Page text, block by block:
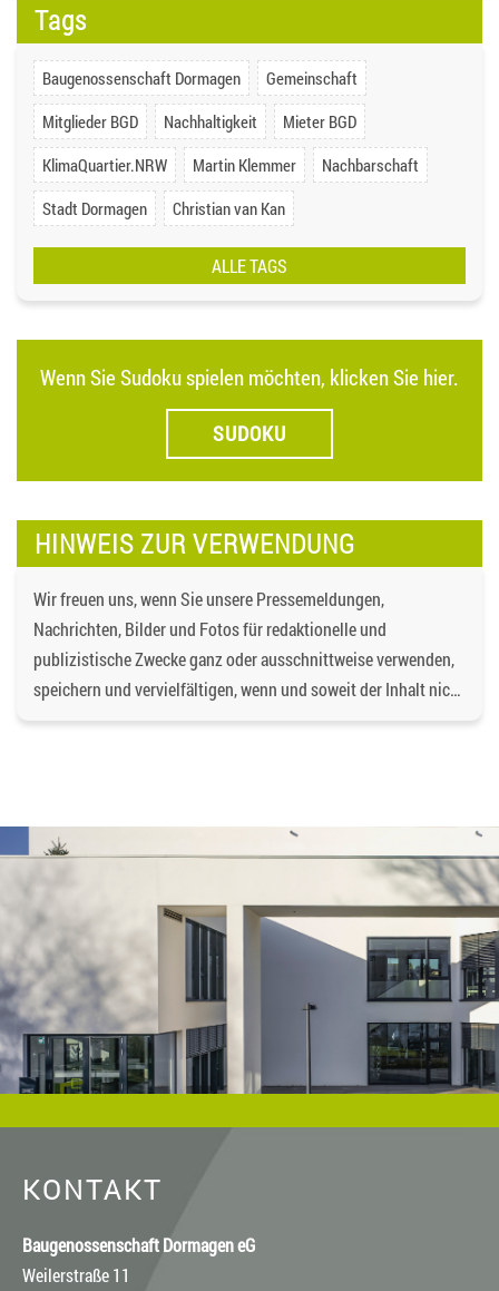
Tags
Baugenossenschaft Dormagen
Gemeinschaft
Mitglieder BGD
Nachhaltigkeit
Mieter BGD
KlimaQuartier.NRW
Martin Klemmer
Nachbarschaft
Stadt Dormagen
Christian van Kan
ALLE TAGS
Wenn Sie Sudoku spielen möchten, klicken Sie hier.
SUDOKU
HINWEIS ZUR VERWENDUNG
Wir freuen uns, wenn Sie unsere Pressemeldungen,
Nachrichten, Bilder und Fotos für redaktionelle und
publizistische Zwecke ganz oder ausschnittweise verwenden,
speichern und vervielfältigen, wenn und soweit der Inhalt nicht
Dritte ist nicht gestattet. Die Urheberrechte liegen bei der
Baugenossenschaft Dormagen eG, es sei denn, ein anderer
Urheber ist angegeben, z.B. bei Bildern und Fotos von
Fotostock-Anbietern. In diesen Fällen wenden Sie sich bitte an
den jeweiligen Rechteinhaber, wenn Sie das Material
verwenden wollen.
KONTAKT
Baugenossenschaft Dormagen eG
Weilerstraße 11